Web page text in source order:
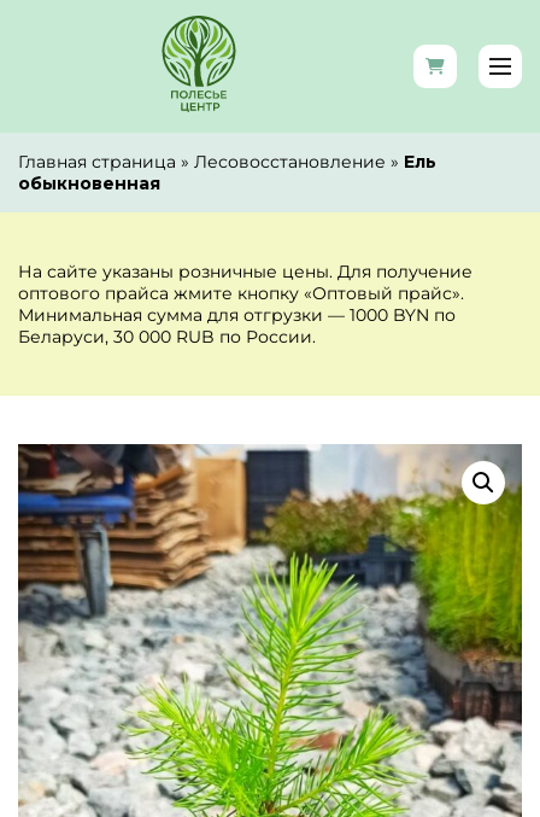
Главная страница » Лесовосстановление » Ель
обыкновенная
На сайте указаны розничные цены. Для получение
оптового прайса жмите кнопку «Оптовый прайс».
Минимальная сумма для отгрузки — 1000 BYN по
Беларуси, 30 000 RUB по России.